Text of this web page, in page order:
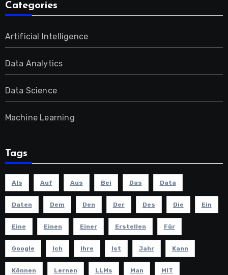
Categories
Artificial Intelligence
Data Analytics
Data Science
Machine Learning
Tags
Als Auf Aus Bei Das Data
Daten Dem Den Der Des Die Ein
Eine Einen Einer Erstellen Für
Google Ich Ihre Ist Jahr Kann
Können Lernen LLMs Man MIT